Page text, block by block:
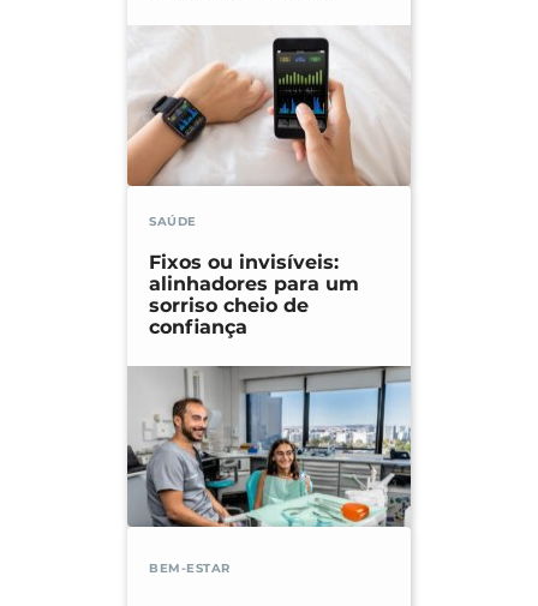
SAÚDE
Fixos ou invisíveis:
alinhadores para um
sorriso cheio de
confiança
BEM-ESTAR